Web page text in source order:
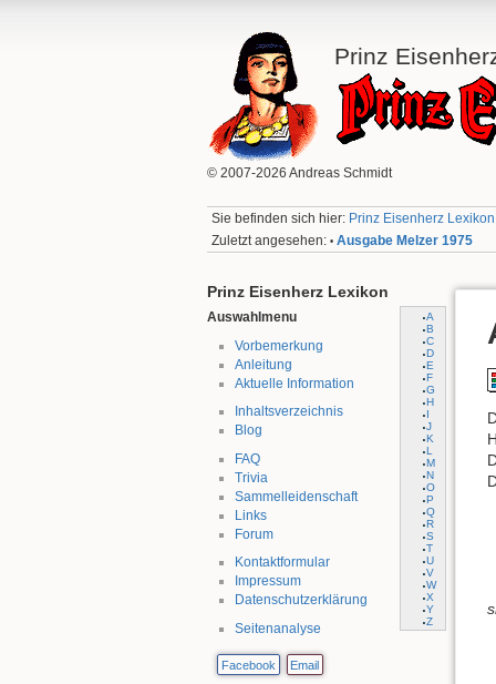
Prinz
© 2007-2026 Andreas Schmidt
Sie befinden sich hier: Prinz Eisenherz
Zuletzt angesehen: • Ausgabe Melzer 1975
Prinz Eisenherz Lexikon
Auswahlmenu
A
B
C
D
E
F
G
H
I
J
K
L
M
N
O
P
Q
R
S
T
U
V
W
X
Y
Z
Vorbemerkung
Anleitung
Aktuelle Information
Inhaltsverzeichnis
Blog
FAQ
Trivia
Sammelleidenschaft
Links
Forum
Kontaktformular
Impressum
Datenschutzerklärung
Seitenanalyse
Facebook Email